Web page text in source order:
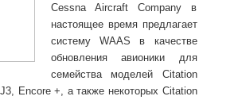
Cessna Aircraft Company в
настоящее время предлагает
систему WAAS в качестве
обновления авионики для
семейства моделей Citation
Encore +, а также некоторых Citation